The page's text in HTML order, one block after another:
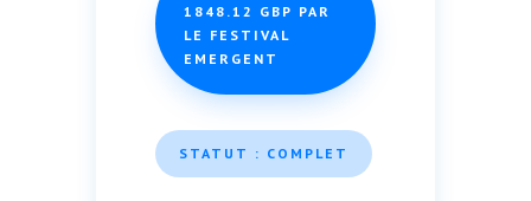
1848.12 GBP PAR
LE FESTIVAL
EMERGENT
STATUT : COMPLET